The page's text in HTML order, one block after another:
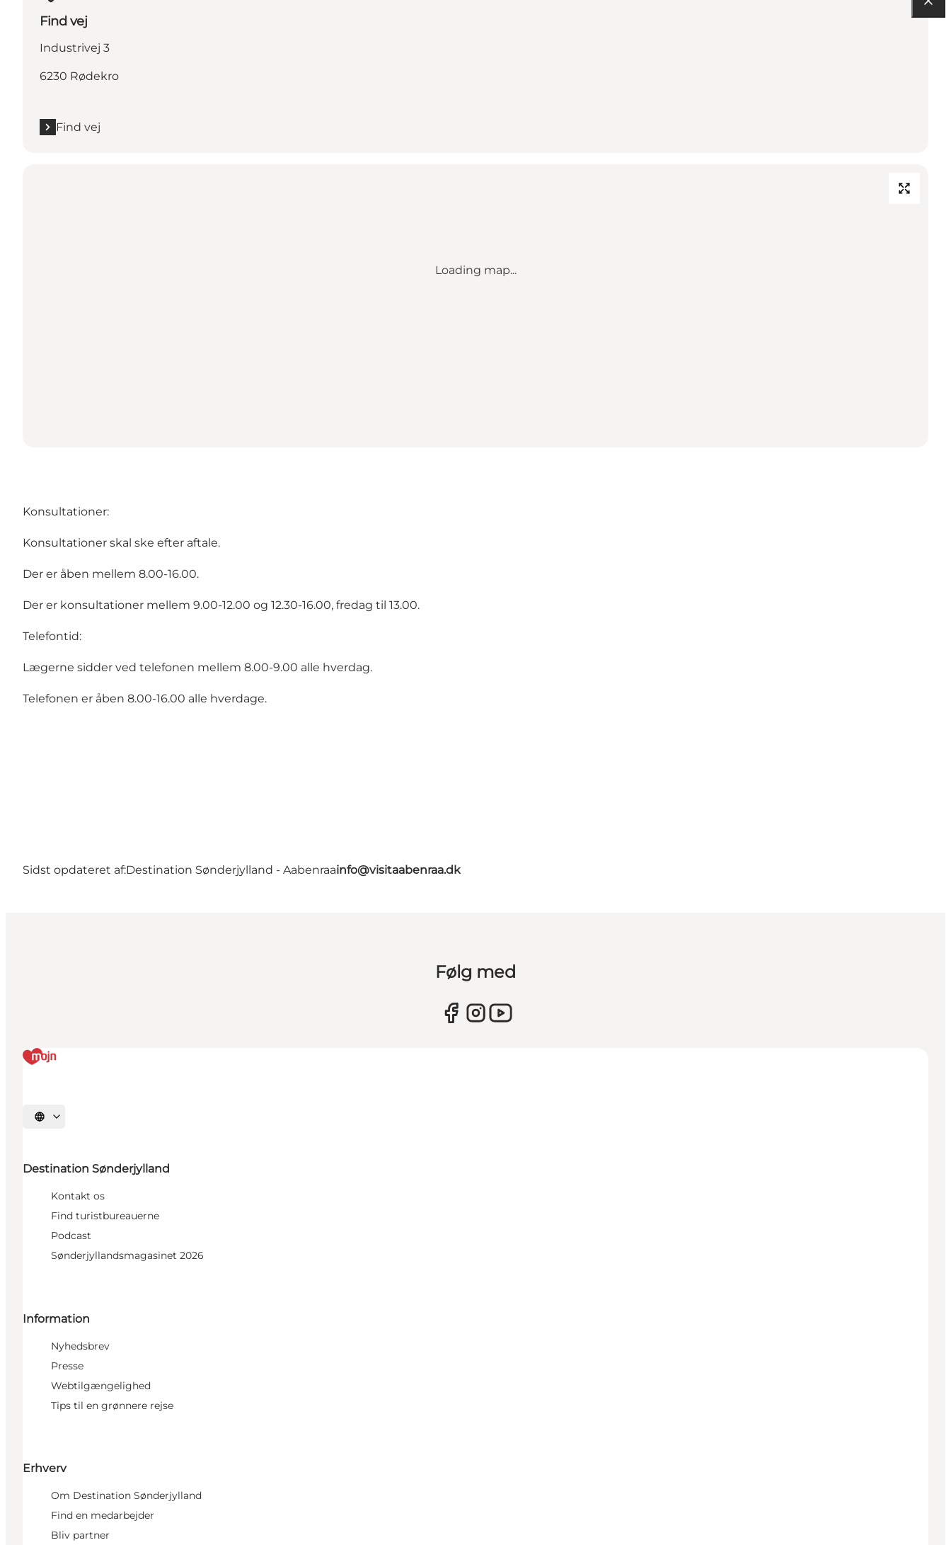
Find vej
Industrivej 3
6230 Rødekro
Find vej
Loading map...
Konsultationer:
Konsultationer skal ske efter aftale.
Der er åben mellem 8.00-16.00.
Der er konsultationer mellem 9.00-12.00 og 12.30-16.00, fredag til 13.00.
Telefontid:
Lægerne sidder ved telefonen mellem 8.00-9.00 alle hverdag.
Telefonen er åben 8.00-16.00 alle hverdage.
Sidst opdateret af:Destination Sønderjylland - Aabenraainfo@visitaabenraa.dk
Følg med
Vælg sprog
Destination Sønderjylland
Kontakt os
Find turistbureauerne
Podcast
Sønderjyllandsmagasinet 2026
Information
Nyhedsbrev
Presse
Webtilgængelighed
Tips til en grønnere rejse
Erhverv
Om Destination Sønderjylland
Find en medarbejder
Bliv partner